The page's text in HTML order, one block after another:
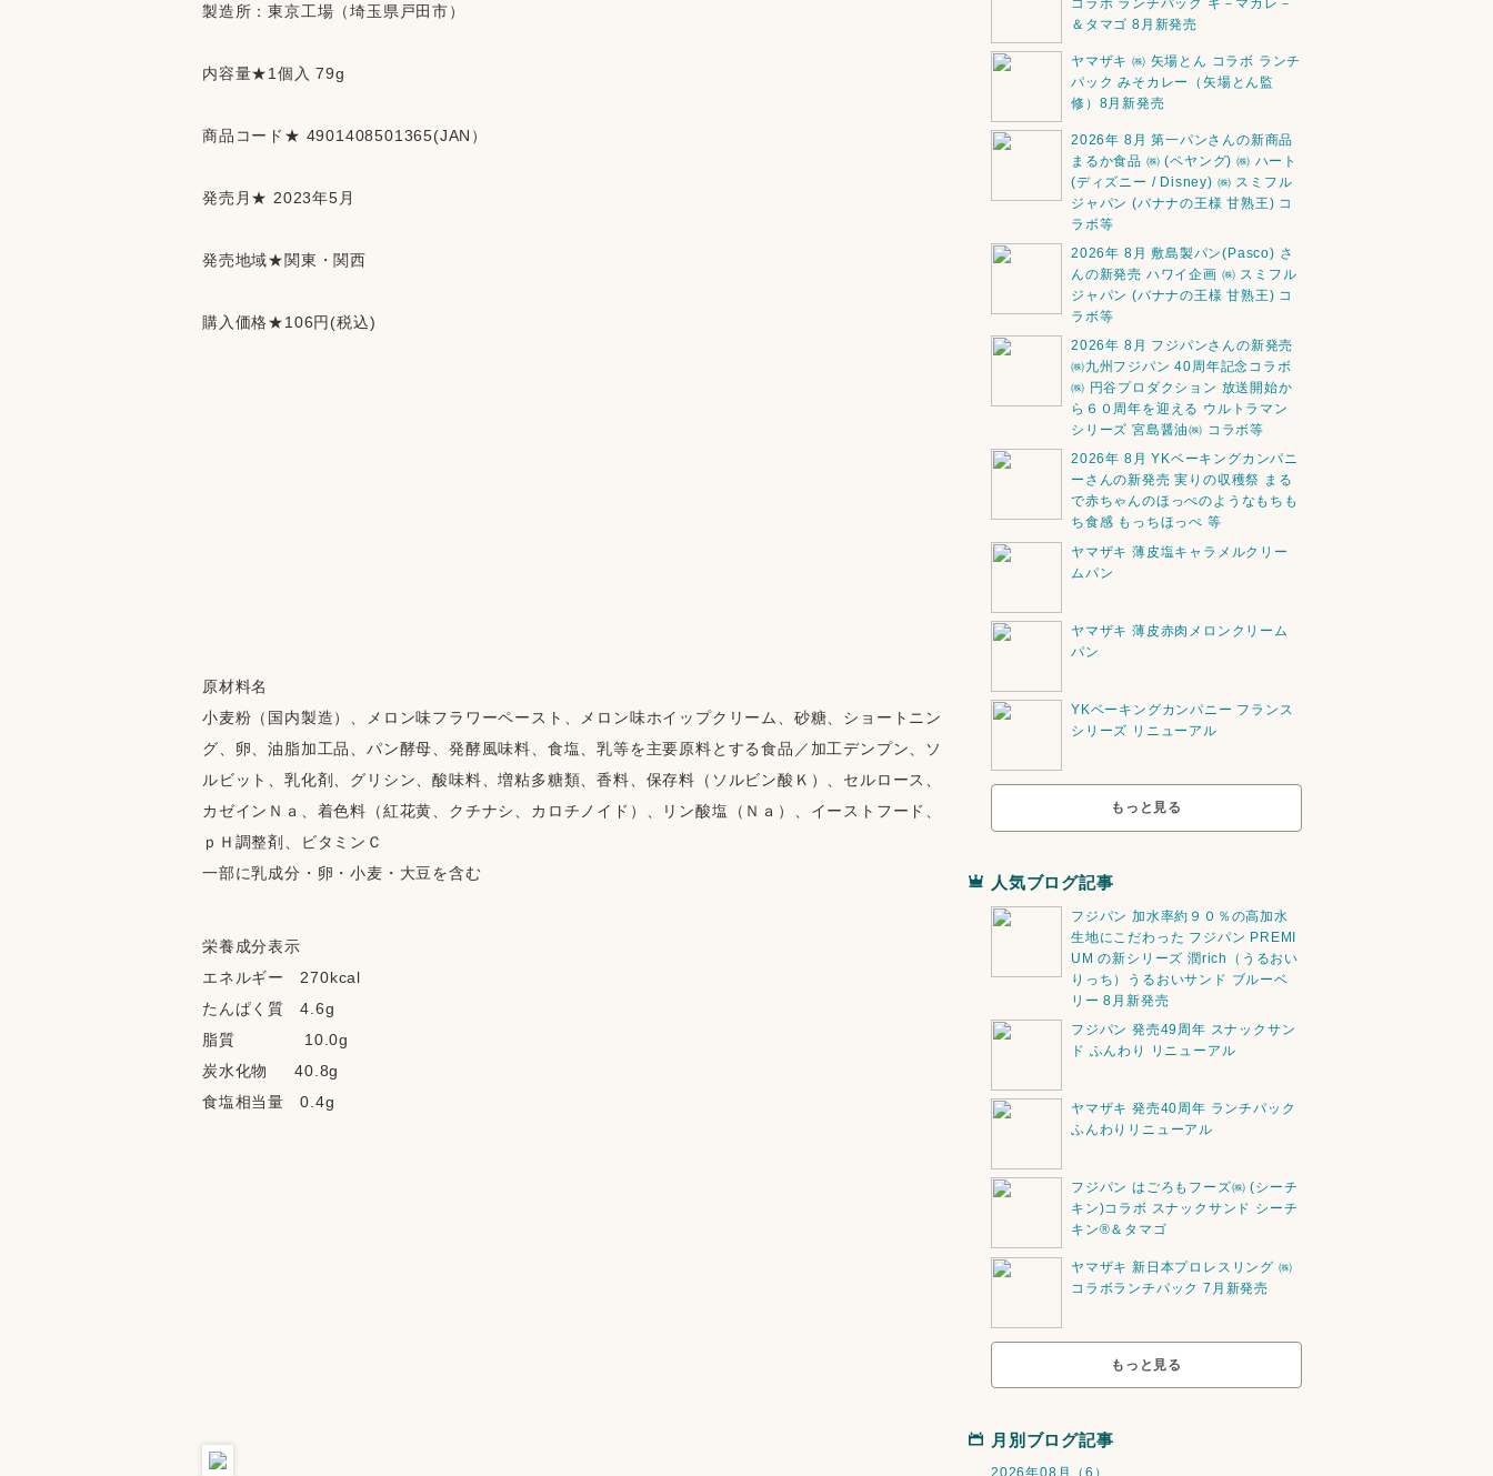
製造所：東京工場（埼玉県戸田市）
内容量★1個入 79g
商品コード★ 4901408501365(JAN）
発売月★ 2023年5月
発売地域★関東・関西
購入価格★106円(税込)
原材料名
小麦粉（国内製造）、メロン味フラワーペースト、メロン味ホイップクリーム、砂糖、ショートニン
グ、卵、油脂加工品、パン酵母、発酵風味料、食塩、乳等を主要原料とする食品／加工デンプン、ソ
ルビット、乳化剤、グリシン、酸味料、増粘多糖類、香料、保存料（ソルビン酸Ｋ）、セルロース、
カゼインＮａ、着色料（紅花黄、クチナシ、カロチノイド）、リン酸塩（Ｎａ）、イーストフード、
ｐＨ調整剤、ビタミンＣ
一部に乳成分・卵・小麦・大豆を含む
栄養成分表示
エネルギー   270kcal
たんぱく質   4.6g
脂質             10.0g
炭水化物     40.8g
食塩相当量   0.4g
＆タマゴ 8月新発売
ヤマザキ ㈱ 矢場とん コラボ ランチ
パック みそカレー（矢場とん監
修）8月新発売
2026年 8月 第一パンさんの新商品
まるか食品 ㈱ (ペヤング) ㈱ ハート
(ディズニー / Disney) ㈱ スミフル
ジャパン (バナナの王様 甘熟王) コ
ラボ等
2026年 8月 敷島製パン(Pasco) さ
んの新発売 ハワイ企画 ㈱ スミフル
ジャパン (バナナの王様 甘熟王) コ
ラボ等
2026年 8月 フジパンさんの新発売
㈱九州フジパン 40周年記念コラボ
㈱ 円谷プロダクション 放送開始か
ら６０周年を迎える ウルトラマン
シリーズ 宮島醤油㈱ コラボ等
2026年 8月 YKベーキングカンパニ
ーさんの新発売 実りの収穫祭 まる
で赤ちゃんのほっぺのようなもちも
ち食感 もっちほっぺ 等
ヤマザキ 薄皮塩キャラメルクリー
ムパン
ヤマザキ 薄皮赤肉メロンクリーム
パン
YKベーキングカンパニー フランス
シリーズ リニューアル
もっと見る
人気ブログ記事
フジパン 加水率約９０％の高加水
生地にこだわった フジパン PREMI
UM の新シリーズ 潤rich（うるおい
りっち）うるおいサンド ブルーベ
リー 8月新発売
フジパン 発売49周年 スナックサン
ド ふんわり リニューアル
ヤマザキ 発売40周年 ランチパック
ふんわりリニューアル
フジパン はごろもフーズ㈱ (シーチ
キン)コラボ スナックサンド シーチ
キン®️＆タマゴ
ヤマザキ 新日本プロレスリング ㈱
コラボランチパック 7月新発売
もっと見る
月別ブログ記事